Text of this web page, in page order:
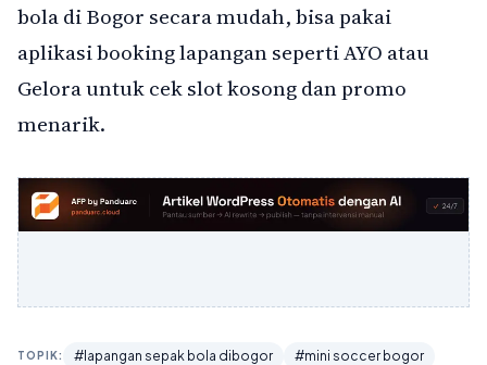
bola di Bogor secara mudah, bisa pakai
aplikasi booking lapangan seperti AYO atau
Gelora untuk cek slot kosong dan promo
menarik.
TOPIK: #lapangan sepak bola dibogor
#mini soccer bogor